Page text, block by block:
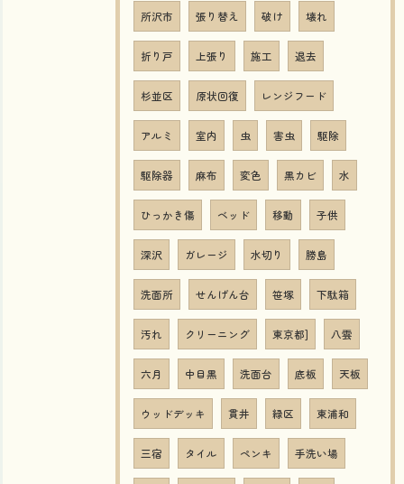
所沢市 張り替え 破け 壊れ
折り戸 上張り 施工 退去
杉並区 原状回復 レンジフード
アルミ 室内 虫 害虫 駆除
駆除器 麻布 変色 黒カビ 水
ひっかき傷 ベッド 移動 子供
深沢 ガレージ 水切り 勝島
洗面所 せんげん台 笹塚 下駄箱
汚れ クリーニング 東京都] 八雲
六月 中目黒 洗面台 底板 天板
ウッドデッキ 貫井 緑区 東浦和
三宿 タイル ペンキ 手洗い場